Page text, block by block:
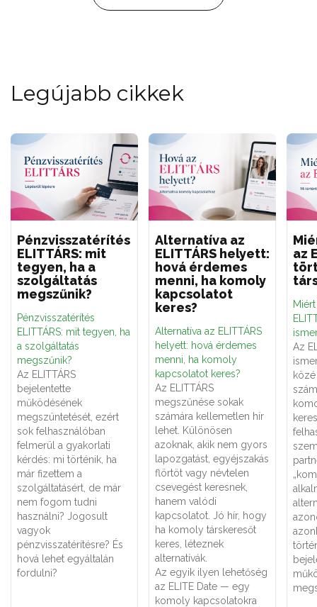
Legújabb cikkek
Pénzvisszatérítés
ELITTÁRS: mit
tegyen, ha a
szolgáltatás
megszűnik?
Pénzvisszatérítés
ELITTÁRS: mit tegyen, ha
a szolgáltatás
megszűnik?
Az ELITTÁRS
bejelentette
működésének
megszüntetését, ezért
sok felhasználóban
felmerül a gyakorlati
kérdés: mi történik, ha
már fizettem a
szolgáltatásért, de már
nem fogom tudni
használni? Jogosult
vagyok
pénzvisszatérítésre? És
hová lehet egyáltalán
fordulni?
Alternatíva az
ELITTÁRS helyett:
hová érdemes
menni, ha komoly
kapcsolatot
keres?
Alternatíva az ELITTÁRS
helyett: hová érdemes
menni, ha komoly
kapcsolatot keres?
Az ELITTÁRS
megszűnése sokak
számára kellemetlen hír
lehet. Különösen
azoknak, akik nem gyors
lapozgatást, egyéjszakás
flörtöt vagy névtelen
csevegést keresnek,
hanem valódi
kapcsolatot. Jó hír, hogy
ha komoly társkeresőt
keres, léteznek
alternatívák.
Az egyik ilyen lehetőség
az ELITE Date — egy
komoly kapcsolatokra
az
Az